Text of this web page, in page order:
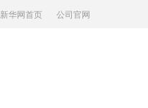
新华网首页 公司官网